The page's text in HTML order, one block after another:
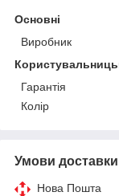
Основні
Виробник
Гарантія
Колір
Умови доставки
Нова Пошта